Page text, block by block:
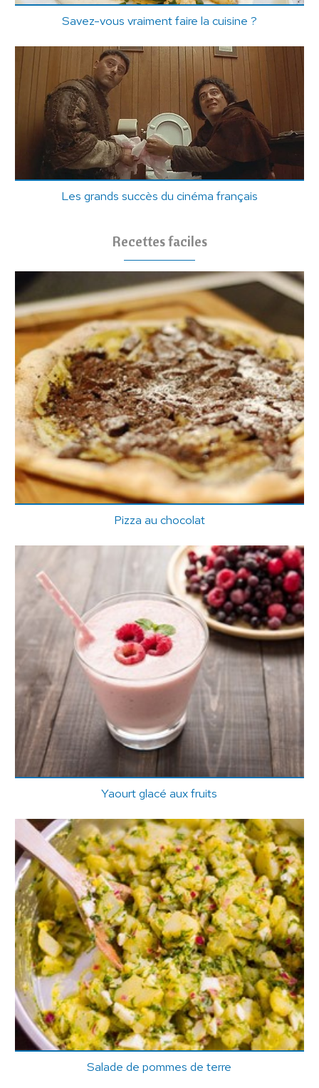
Savez-vous vraiment faire la cuisine ?
Les grands succès du cinéma français
Recettes faciles
Pizza au chocolat
Yaourt glacé aux fruits
Salade de pommes de terre